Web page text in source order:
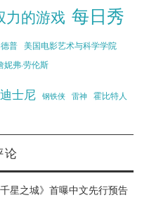
力的游戏 每日秀
普
美国电影艺术与科学学院
妮弗·劳伦斯
迪士尼 钢铁侠 雷神 霍比特人
论
千星之城》首曝中文先行预告